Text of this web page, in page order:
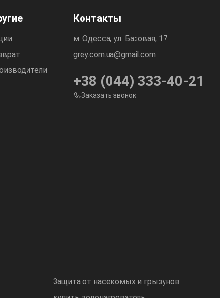
Контакты
м. Одесса, ул. Базовая, 17
grey.com.ua@gmail.com
+38 (044) 333-40-21
Заказать звонок
Защита от насекомых и грызунов